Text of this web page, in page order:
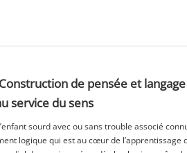
de pensée et
service du sens
sourd avec ou sans trouble associé
logique qui est au cœur de l’apprentissage